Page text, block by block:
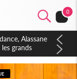
0
admire le modèle
développement